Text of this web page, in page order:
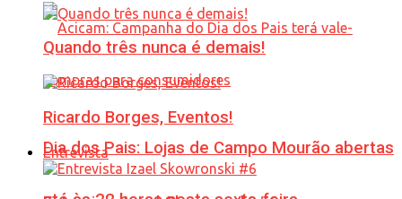
Dia dos Pais: Lojas de Campo Mourão abertas
Quando três nunca é demais!
Ricardo Borges, Eventos!
Entrevista